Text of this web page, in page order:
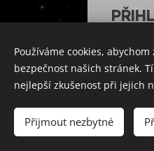
Poskytovatel: Josef Pajer,
Sázavou, 584 01 | IČ:
rejstříku.
Josef Pajer, marketing a
Používáme cookies,
bezpečnost našich stránek.
nejlepší zkušenost při jejich
Přijmout nezbytné